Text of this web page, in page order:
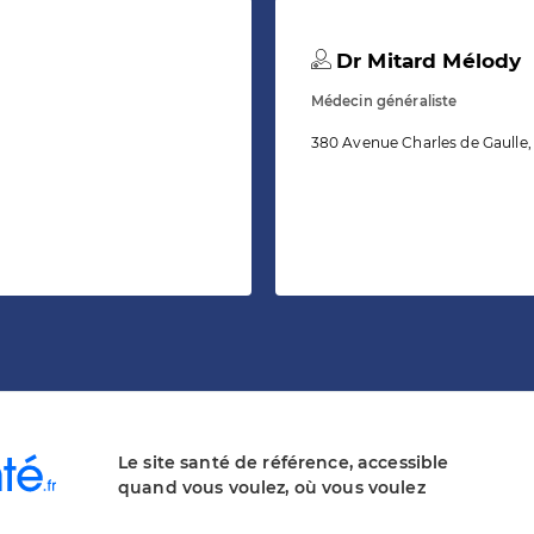
Dr Mitard Mélody
Médecin généraliste
380 Avenue Charles de
Le site santé de référence, accessible
quand vous voulez, où vous voulez